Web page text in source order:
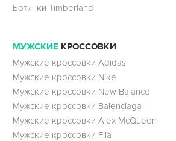
Ботинки Timberland
МУЖСКИЕ КРОССОВКИ
Мужские кроссовки Adidas
Мужские кроссовки Nike
Мужские кроссовки New Balance
Мужские кроссовки Balenciaga
Мужские кроссовки Alex McQueen
Мужские кроссовки Fila